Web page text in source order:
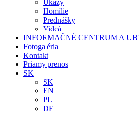
Úkazy
Homílie
Prednášky
Videá
INFORMAČNÉ CENTRUM A
Fotogaléria
Kontakt
Priamy prenos
SK
SK
EN
PL
DE